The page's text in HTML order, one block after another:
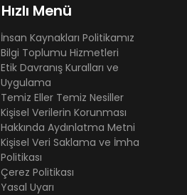
Hızlı Menü
İnsan Kaynakları Politikamız
Bilgi Toplumu Hizmetleri
Etik Davranış Kuralları ve
Uygulama
Temiz Eller Temiz Nesiller
Kişisel Verilerin Korunması
Hakkında Aydınlatma Metni
Kişisel Veri Saklama ve İmha
Politikası
Çerez Politikası
Yasal Uyarı